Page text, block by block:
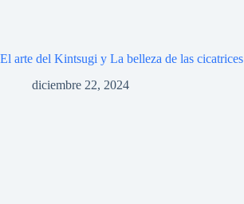
El arte del Kintsugi y La belleza de las cicatrices
diciembre 22, 2024